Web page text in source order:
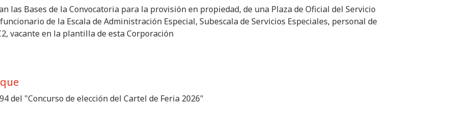
las Bases de la Convocatoria para la provisión en propiedad, de una Plaza de Oficial del Servicio
de la Escala de Administración Especial, Subescala de Servicios Especiales, personal de
vacante en la plantilla de esta Corporación
del "Concurso de elección del Cartel de Feria 2026"